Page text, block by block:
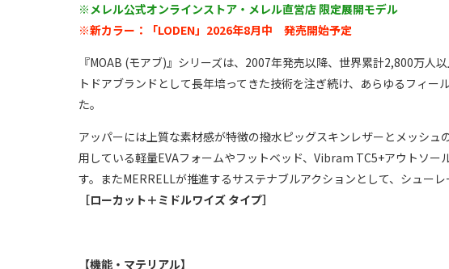
※メレル公式オンラインストア・メレル直営店 限定展開モデル
※新カラー：「LODEN」2026年8月中 発売開始予定
『MOAB (モアブ)』シリーズは、2007年発売以降、世界累計2,800万人
トドアブランドとして長年培ってきた技術を注ぎ続け、あらゆるフィ
た。
アッパーには上質な素材感が特徴の撥水ピッグスキンレザーとメッシュ
用している軽量EVAフォームやフットベッド、Vibram TC5+アウトソ
す。 またMERRELLが推進するサステナブルアクションとして、シュー
［ローカット＋ミドルワイズ タイプ］
【機能・マテリアル】